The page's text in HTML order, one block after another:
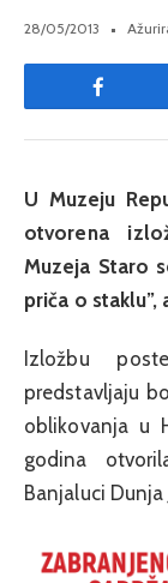
28/05/2013
U Muzeju
otvorena
Muzeja Staro
priča o staklu”,
Izložbu
predstavljaju
oblikovanja u
godina
Banjaluci Dunja